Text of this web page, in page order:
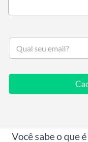
S
u
Você sabe o que